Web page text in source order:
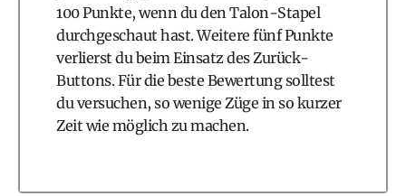
100 Punkte, wenn du den Talon-Stapel
durchgeschaut hast. Weitere fünf Punkte
verlierst du beim Einsatz des Zurück-
Buttons. Für die beste Bewertung solltest
du versuchen, so wenige Züge in so kurzer
Zeit wie möglich zu machen.